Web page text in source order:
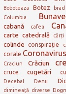
Boboteaza Botez brad
Columbia
cabană cafea
carte catedrală cărți
colinde conspirație
corale Coronavirus
Craciun Crăciun
cruce
cugetări
Decebal
Denii
dimineață diverse